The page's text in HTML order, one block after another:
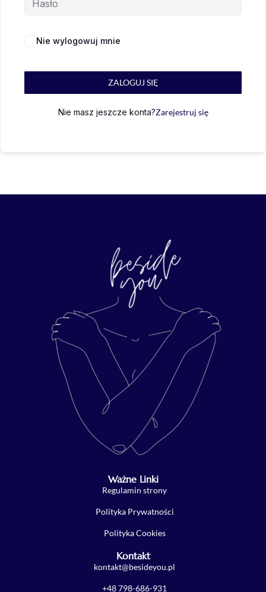
Nie wylogowuj mnie
ZALOGUJ SIĘ
Nie masz jeszcze konta?Zarejestruj się
Ważne Linki
Regulamin strony
Polityka Prywatności
Polityka Cookies
Kontakt
kontakt@besideyou.pl
+48 798-686-931